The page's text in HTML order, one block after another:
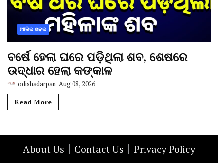
ଆଜିର ଖବର
ବର୍ଷେ ହେଲା ଘରେ ପଡ଼ିଥିଲା ଶବ, ଶେଷରେ
ଉଦ୍ଧାର ହେଲା କଙ୍କାଳ
odishadarpan Aug 08, 2026
Read More
About Us Contact Us Privacy Policy